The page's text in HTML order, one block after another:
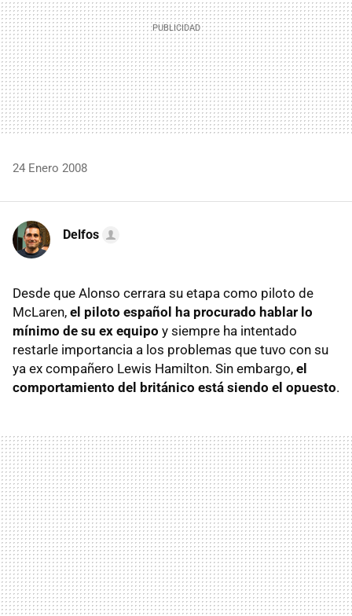
24 Enero 2008
Delfos
Desde que Alonso cerrara su etapa como piloto de
McLaren, el piloto español ha procurado hablar lo
mínimo de su ex equipo y siempre ha intentado
restarle importancia a los problemas que tuvo con su
ya ex compañero Lewis Hamilton. Sin embargo, el
comportamiento del británico está siendo el opuesto.